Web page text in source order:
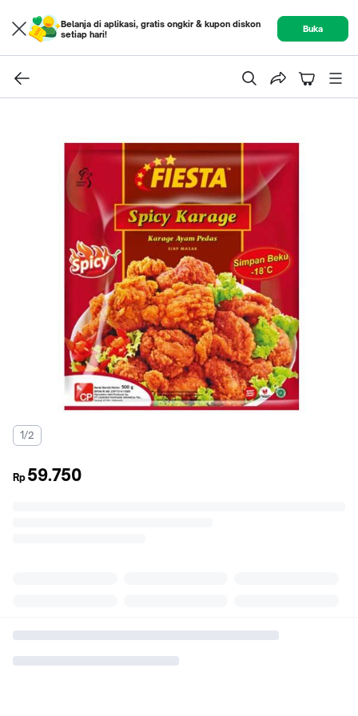
Belanja di aplikasi, gratis ongkir & kupon diskon
setiap hari!
Buka
1/2
Rp 59.750